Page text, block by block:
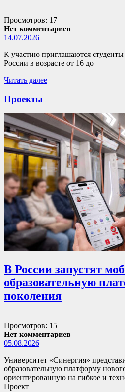
Просмотров: 17
Нет комментариев
14.07.2026
К участию приглашаются студенты
России в возрасте от 16 до
Читать далее
Проекты
В России запустят
образовательную
поколения
Просмотров: 15
Нет комментариев
05.08.2026
Университет «Синергия»
образовательную платформу
ориентированную на гибкое и
Проект